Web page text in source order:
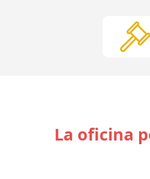
La oficina